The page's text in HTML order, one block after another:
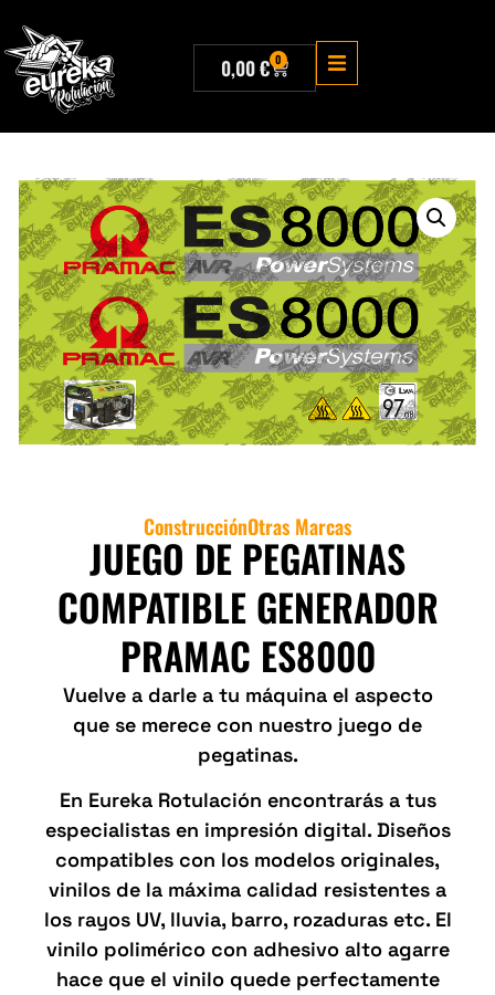
0,00€ 0
ConstrucciónOtras Marcas
JUEGO DE PEGATINAS
COMPATIBLE GENERADOR
PRAMAC ES8000
Vuelve a darle a tu máquina el aspecto
que se merece con nuestro juego de
pegatinas.
En Eureka Rotulación encontrarás a tus
especialistas en impresión digital. Diseños
compatibles con los modelos originales,
vinilos de la máxima calidad resistentes a
los rayos UV, lluvia, barro, rozaduras etc. El
vinilo polimérico con adhesivo alto agarre
hace que el vinilo quede perfectamente